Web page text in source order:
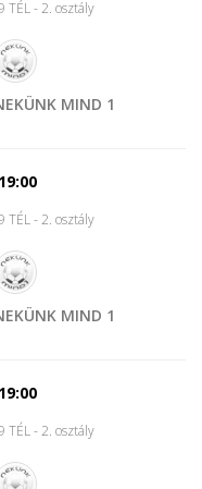
TÉL - 2. osztály
MIND 1
19:00
TÉL - 2. osztály
MIND 1
19:00
TÉL - 2. osztály